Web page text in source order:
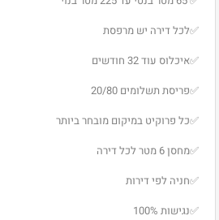
✅לכל דירה יש מרפסת
✅איכלוס עוד 32 חודשים
✅פריסת תשלומים 20/80
✅כל פרוקיט במיקום מובחר ביותר
✅מחסן 6 מטר לכל דירה
✅חניה לפי דירות
✅נגישות 100%